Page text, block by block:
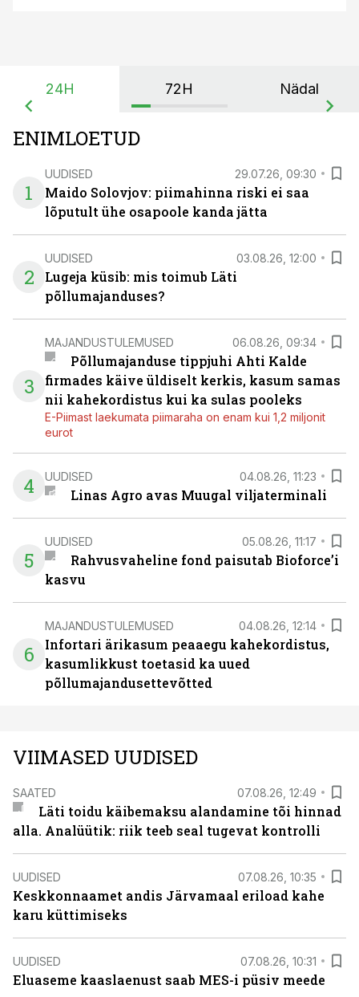
24H 72H Nädal
ENIMLOETUD
1
UUDISED 29.07.26, 09:30
Maido Solovjov: piimahinna riski ei saa
lõputult ühe osapoole kanda jätta
2
UUDISED 03.08.26, 12:00
Lugeja küsib: mis toimub Läti
põllumajanduses?
3
MAJANDUSTULEMUSED 06.08.26, 09:34
Põllumajanduse tippjuhi Ahti Kalde
firmades käive üldiselt kerkis, kasum samas
nii kahekordistus kui ka sulas pooleks
E-Piimast laekumata piimaraha on enam kui 1,2 miljonit
eurot
4 UUDISED 04.08.26, 11:23
Linas Agro avas Muugal viljaterminali
5
UUDISED 05.08.26, 11:17
Rahvusvaheline fond paisutab Bioforce’i
kasvu
6
MAJANDUSTULEMUSED 04.08.26, 12:14
Infortari ärikasum peaaegu kahekordistus,
kasumlikkust toetasid ka uued
põllumajandusettevõtted
VIIMASED UUDISED
SAATED 07.08.26, 12:49
Läti toidu käibemaksu alandamine tõi hinnad
alla. Analüütik: riik teeb seal tugevat kontrolli
UUDISED 07.08.26, 10:35
Keskkonnaamet andis Järvamaal eriload kahe
karu küttimiseks
UUDISED 07.08.26, 10:31
Eluaseme kaaslaenust saab MES-i püsiv meede